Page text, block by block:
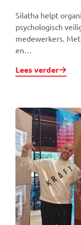
Silatha helpt
psychologisch
medewerkers.
en…
Lees verder